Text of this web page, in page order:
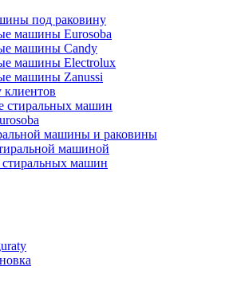
под раковину
машины Eurosoba
машины Candy
машины Electrolux
машины Zanussi
клиентов
стиральных машин
машины и раковины
машиной
стиральных машин